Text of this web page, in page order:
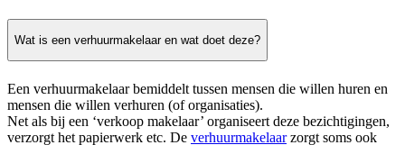
Wat is een verhuurmakelaar en wat doet deze?
Een verhuurmakelaar bemiddelt tussen mensen die willen huren en
mensen die willen verhuren (of organisaties).
Net als bij een ‘verkoop makelaar’ organiseert deze bezichtigingen,
verzorgt het papierwerk etc. De verhuurmakelaarzorgt soms ook